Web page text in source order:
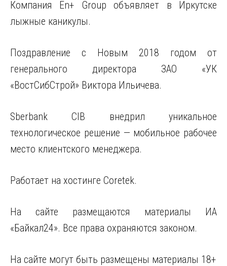
Компания En+ Group объявляет в Иркутске
лыжные каникулы.
Поздравление с Новым 2018 годом от
генерального директора ЗАО «УК
«ВостСибСтрой» Виктора Ильичева.
Sberbank CIB внедрил уникальное
технологическое решение — мобильное рабочее
место клиентского менеджера.
Работает на хостинге Coretek.
На сайте размещаются материалы ИА
«Байкал24». Все права охраняются законом.
На сайте могут быть размещены материалы 18+